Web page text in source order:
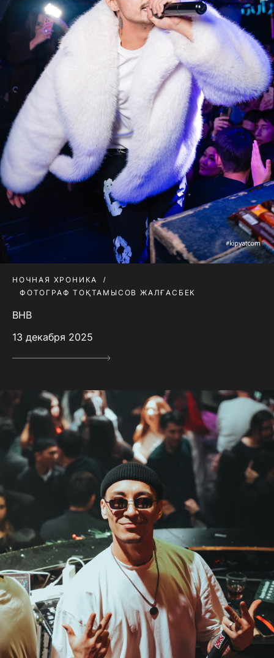
НОЧНАЯ ХРОНИКА
ФОТОГРАФ ТОҚТАМЫСОВ ЖАЛҒАСБЕК
BHB
13 декабря 2025